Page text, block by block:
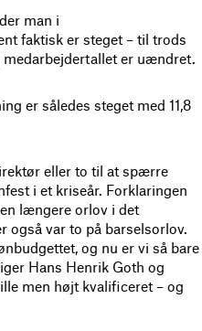
man i
faktisk er steget – til trods
medarbejdertallet er uændret.
er således steget med 11,8
eller to til at spærre
i et kriseår. Forklaringen
længere orlov i det
også var to på barselsorlov.
og nu er vi så bare
Hans Henrik Goth og
men højt kvalificeret – og